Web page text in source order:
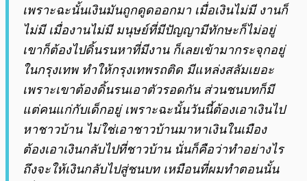
เพราะฉะนั้นเงินมันถูกดูดออกมา เมื่อเงินไม่มี งานก็
ไม่มี เมื่องานไม่มี มนุษย์ที่มีปัญญามีทักษะก็ไม่อยู่
เขาก็ต้องไปดิ้นรนหาที่มีงาน ก็เลยเข้ามากระจุกอยู่
ในกรุงเทพ ทำให้กรุงเทพรถติด มีแหล่งสลัมเยอะ
เพราะเขาต้องดิ้นรนเอาตัวรอดกัน ส่วนชนบทก็มี
แต่คนแก่กับเด็กอยู่ เพราะฉะนั้นวันนี้ต้องเอาเงินไป
หาชาวบ้าน ไม่ใช่เอาชาวบ้านมาหาเงินในเมือง
ต้องเอาเงินกลับไปที่ชาวบ้าน นั่นก็คือว่าทำอย่างไร
ถึงจะให้เงินกลับไปสู่ชนบท เหมือนที่ผมทำตอนนั้น